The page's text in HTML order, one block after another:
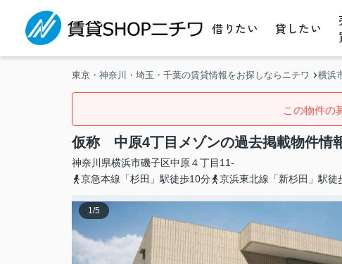
借りたい 貸したい
東京・神奈川・埼玉・千葉の賃貸情報をお探しならニチワ 横浜
この物件の
仮称 中原4丁目メゾンの過去掲載物件情
神奈川県横浜市磯子区中原４丁目11-
京急本線「杉田」駅徒歩10分
京浜東北線「新杉田」駅徒
1/5